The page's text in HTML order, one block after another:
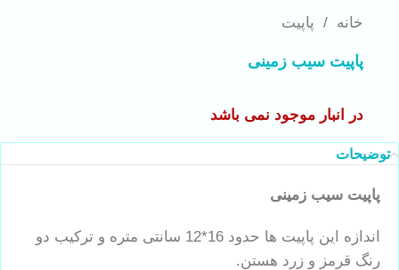
خانه / پاپیت
پاپیت سیب زمینی
در انبار موجود نمی باشد
توضیحات
پاپیت سیب زمینی
اندازه این پاپیت ها حدود 16*12 سانتی متره و ترکیب دو
رنگ قرمز و زرد هستن.